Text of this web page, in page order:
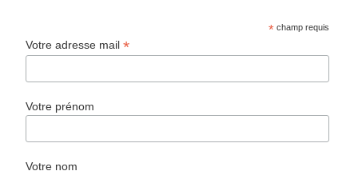
* champ requis
Votre adresse mail*
Votre prénom
Votre nom